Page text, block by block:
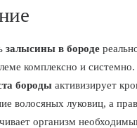
залысины в бороде
комплексно и
бороды активизирует
волосяных луковиц, а
организм